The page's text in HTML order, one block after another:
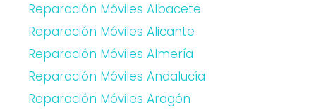
Reparación Móviles Albacete
Reparación Móviles Alicante
Reparación Móviles Almería
Reparación Móviles Andalucía
Reparación Móviles Aragón